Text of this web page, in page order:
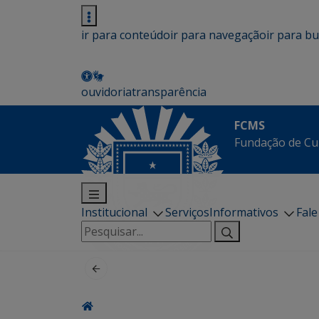
ir para conteúdoir para navegaçãoir para
ouvidoriatransparência
FCMS
Fundação de
Institucional ServiçosInformativos
Pesquisar
por: